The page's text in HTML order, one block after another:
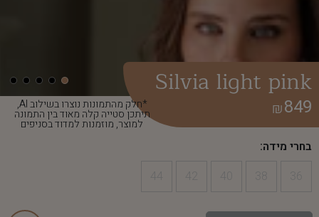
*חלק מהתמונות נוצרו בשילוב AI,
תיתכן סטייה קלה מאוד בין התמונה
למוצר, מוזמנות למדוד בסניפים
Silvia light pink
849
₪
בחרי מידה: